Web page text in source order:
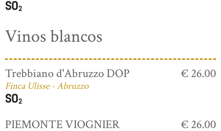
Vinos blancos
Trebbiano d'Abruzzo DOP
Finca Ulisse - Abruzzo
€ 26.00
PIEMONTE VIOGNIER € 26.00